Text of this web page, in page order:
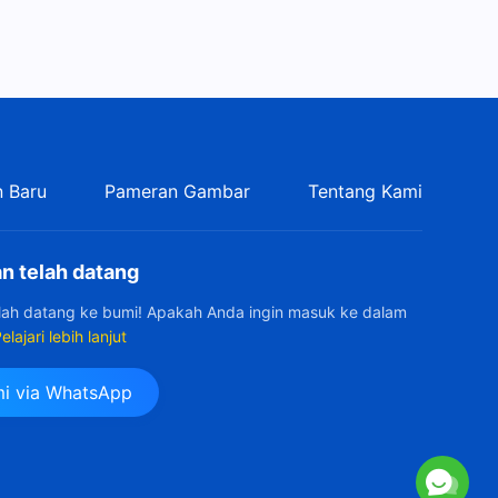
Baru Pameran Gambar Tentang Kami
telah datang
datang ke bumi! Apakah Anda ingin masuk ke dalam
lebih lanjut
via WhatsApp